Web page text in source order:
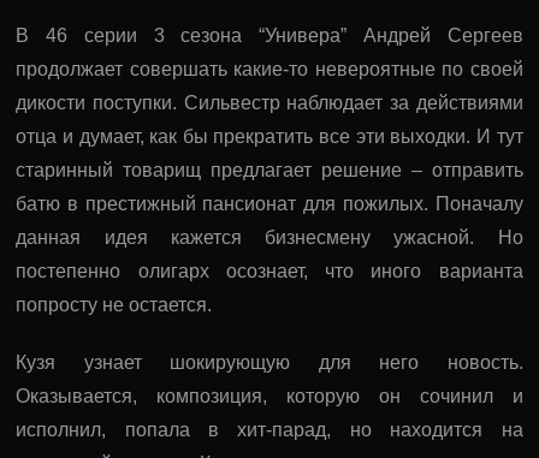
В 46 серии 3 сезона “Универа” Андрей Сергеев
продолжает совершать какие-то невероятные по своей
дикости поступки. Сильвестр наблюдает за действиями
отца и думает, как бы прекратить все эти выходки. И тут
старинный товарищ предлагает решение – отправить
батю в престижный пансионат для пожилых. Поначалу
данная идея кажется бизнесмену ужасной. Но
постепенно олигарх осознает, что иного варианта
попросту не остается.
Кузя узнает шокирующую для него новость.
Оказывается, композиция, которую он сочинил и
исполнил, попала в хит-парад, но находится на